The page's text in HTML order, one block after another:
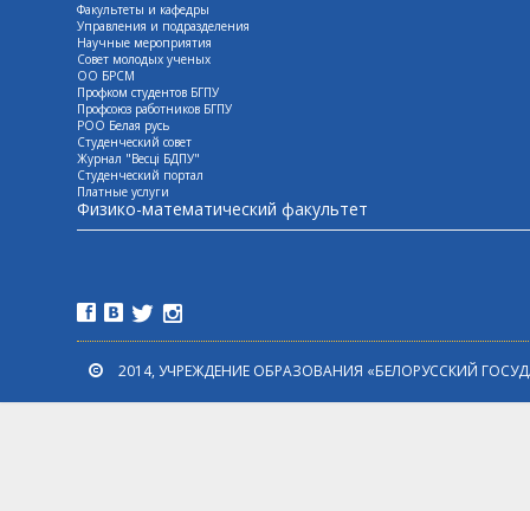
Факультеты и кафедры
Управления и подразделения
Научные мероприятия
Совет молодых ученых
ОО БРСМ
Профком студентов БГПУ
Профсоюз работников БГПУ
РОО Белая русь
Студенческий совет
Журнал "Весцi БДПУ"
Студенческий портал
Платные услуги
Физико-математический факультет
2014, УЧРЕЖДЕНИЕ ОБРАЗОВАНИЯ «БЕЛОРУССКИЙ